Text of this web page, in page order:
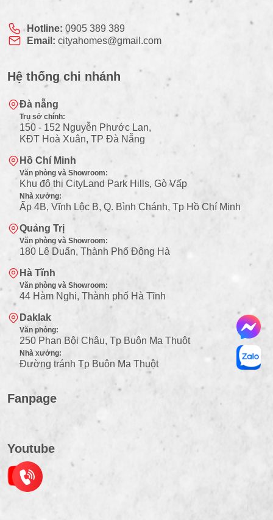
Hotline: 0905 389 389
Email: cityahomes@gmail.com
Hệ thống chi nhánh
Đà nẵng
Trụ sở chính:
150 - 152 Nguyễn Phước Lan,
KĐT Hoà Xuân, TP Đà Nẵng
Hồ Chí Minh
Văn phòng và Showroom:
Khu đô thị CityLand Park Hills, Gò Vấp
Nhà xưởng:
Ấp 4B, Vĩnh Lộc B, Q. Bình Chánh, Tp Hồ Chí Minh
Quảng Trị
Văn phòng và Showroom:
180 Lê Duẩn, Thành Phố Đông Hà
Hà Tĩnh
Văn phòng và Showroom:
44 Hàm Nghi, Thành phố Hà Tĩnh
Daklak
Văn phòng:
250 Phan Bội Châu, Tp Buôn Ma Thuột
Nhà xưởng:
Đường tránh Tp Buôn Ma Thuột
Fanpage
Youtube